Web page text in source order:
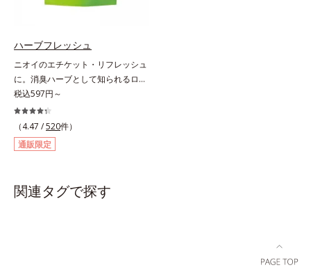
質感によって異なる魅力を楽しめる
る「ベースコート」と組み合わせる
ことで、いろいろな表情を楽しめま
す。*1 見たままの発色が叶う処方
＝ジメチコン、ステアロイルグルタ
ミン酸2Na、水酸化Al *2 レモング
ラス葉/茎エキス、マンダリンオレ
ンジ果皮エキス、センチフォリアバ
ラ花エキス、セイヨウミザクラ果実
花エキス（すべて保湿成分）
ハーブフレッシュ
ニオイのエチケット・リフレッシュ
に。消臭ハーブとして知られるロー
ズマリー抽出物に、ペパーミントオ
イル、レモンオイルを加えた3つの
成分の働きで、臭いをカバー。レモ
ンとミントが香るさわやかな息が続
きます。
税込597円～
（4.47 /520件）
通販限定
関連タグで探す